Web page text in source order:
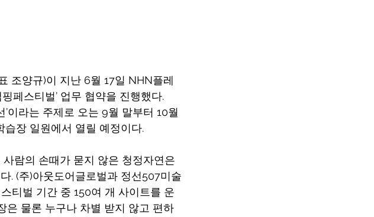
조양규)이 지난 6월 17일 NHN플레
페스티벌’ 업무 협약을 진행했다.
’이라는 주제로 오는 9월 말부터 10월
장 일원에서 열릴 예정이다.
람의 손때가 묻지 않은 청정자연은
. (주)아웃도어글로벌과 정선507미술
티벌 기간 중 150여 개 사이트를 운
은 물론 누구나 차별 받지 않고 편하